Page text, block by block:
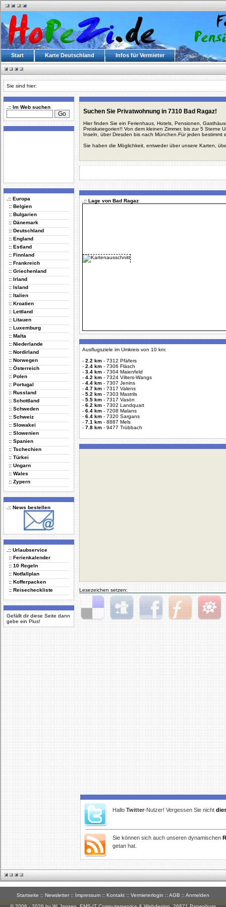
Start Karte Deutschland Infos für Vermieter
Sie sind hier:
.:: Im Web suchen
.:: Europa
:: Belgien
:: Bulgarien
:: Dänemark
:: Deutschland
:: England
:: Estland
:: Finnland
:: Frankreich
:: Griechenland
:: Irland
:: Island
:: Italien
:: Kroatien
:: Lettland
:: Litauen
:: Luxemburg
:: Malta
:: Niederlande
:: Nordirland
:: Norwegen
:: Österreich
:: Polen
:: Portugal
:: Russland
:: Schottland
:: Schweden
:: Schweiz
:: Slowakei
:: Slowenien
:: Spanien
:: Tschechien
:: Türkei
:: Ungarn
:: Wales
:: Zypern
.:: News bestellen
.:: Urlaubservice
:: Ferienkalender
:: 10 Regeln
:: Notfallplan
:: Kofferpacken
:: Reisecheckliste
Gefällt dir diese Seite dann
gebe ein Plus!
Suchen Sie Privatwohnung in 7310 Bad Ragaz!
Hier finden Sie ein Ferienhaus, Hotels, Pensionen,
Preiskategorien!! Von dem kleinen Zimmer, bis zur 5 Sterne
Inseln, über Dresden bis nach München.Für jeden bestimmt
Sie haben die Möglichkeit, entweder über unsere Karten,
.:: Lage von Bad Ragaz
Ausflugsziele im Umkreis von 10 km:
- 2.2 km - 7312 Pfäfers
- 2.4 km - 7306 Fläsch
- 3.4 km - 7304 Maienfeld
- 4.2 km - 7324 Vilters-Wangs
- 4.4 km - 7307 Jenins
- 4.7 km - 7317 Valens
- 5.2 km - 7303 Mastrils
- 5.5 km - 7317 Vasön
- 6.2 km - 7302 Landquart
- 6.4 km - 7208 Malans
- 6.4 km - 7320 Sargans
- 7.1 km - 8887 Mels
- 7.8 km - 9477 Trübbach
Lesezeichen setzen:
Delicious Digg Facebook Furl StudiVZ
Hallo Twitter-Nutzer! Vergessen Sie nicht
Sie können sich auch unseren dynamischen
getan hat.
Startseite :: Newsletter :: Impressum :: Kontakt :: Vermieterlogin :: AGB :: Anmelden